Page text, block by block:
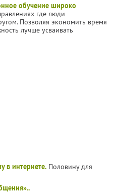
обучение широко
где люди
Позволяя экономить время
лучше усваивать
в интернете. Половину для